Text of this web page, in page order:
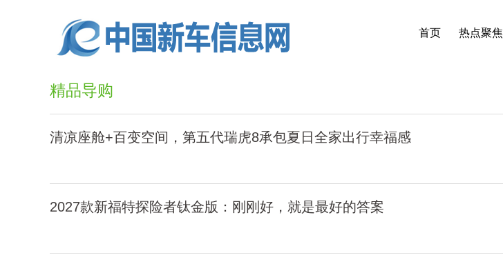
首页 热点聚焦
精品导购
清凉座舱+百变空间，第五代瑞虎8承包夏日全家出行幸福感
2027款新福特探险者钛金版：刚刚好，就是最好的答案